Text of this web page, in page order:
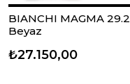
BIANCHI MAGMA
Beyaz
₺27.150,00